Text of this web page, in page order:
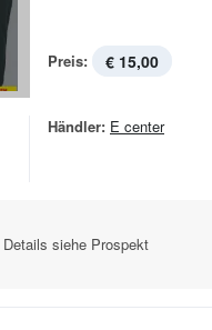
Preis: € 15,00
Händler: E center
Details siehe Prospekt